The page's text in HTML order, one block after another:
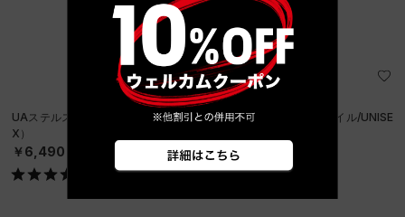
UAステルスフォーム アンクラッシャブル キャップ（ライフスタイル/UNISE
X）
￥6,490